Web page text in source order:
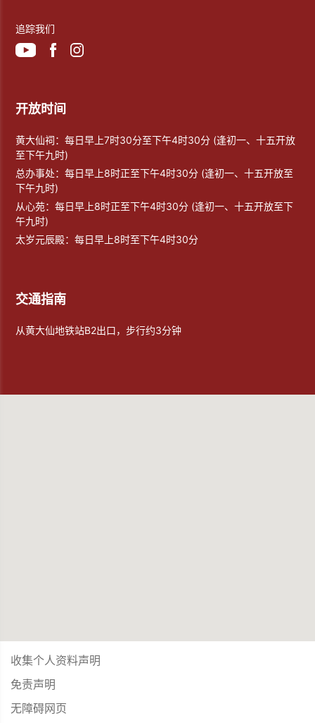
追踪我们
开放时间
黄大仙祠：每日早上7时30分至下午4时30分 (逢初一、十五开放
至下午九时)
总办事处：每日早上8时正至下午4时30分 (逢初一、十五开放至
下午九时)
从心苑：每日早上8时正至下午4时30分 (逢初一、十五开放至下
午九时)
太岁元辰殿：每日早上8时至下午4时30分
交通指南
从黄大仙地铁站B2出口，步行约3分钟
收集个人资料声明
免责声明
无障碍网页